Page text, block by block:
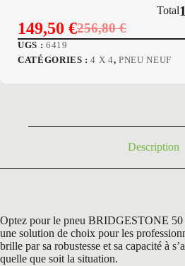
Total
256,80€
Le
prix
149,50 €
Le
prix
UGS : 6419
CATÉGORIES :4 X 4,PNEU NEUF
Description
Optez pour le pneu BRIDGESTONE
une solution de choix pour les
brille par sa robustesse et sa capacité à
quelle que soit la situation.